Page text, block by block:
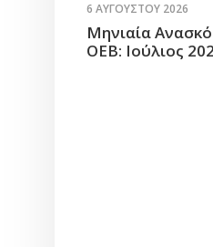
6 ΑΥΓΟΎΣΤΟΥ 2026
Μηνιαία
ΟΕΒ: Ιούλιος